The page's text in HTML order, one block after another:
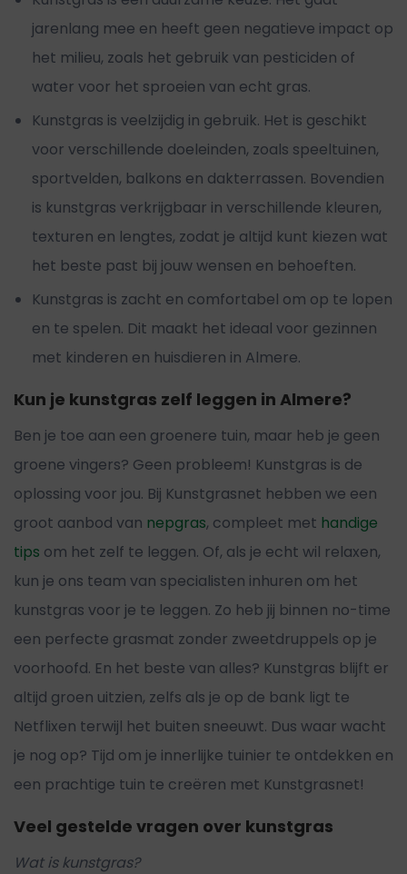
jarenlang mee en heeft geen negatieve impact op
het milieu, zoals het gebruik van pesticiden of
water voor het sproeien van echt gras.
Kunstgras is veelzijdig in gebruik. Het is geschikt
voor verschillende doeleinden, zoals speeltuinen,
sportvelden, balkons en dakterrassen. Bovendien
is kunstgras verkrijgbaar in verschillende kleuren,
texturen en lengtes, zodat je altijd kunt kiezen wat
het beste past bij jouw wensen en behoeften.
Kunstgras is zacht en comfortabel om op te lopen
en te spelen. Dit maakt het ideaal voor gezinnen
met kinderen en huisdieren in Almere.
Kun je kunstgras zelf leggen in Almere?
Ben je toe aan een groenere tuin, maar heb je geen
groene vingers? Geen probleem! Kunstgras is de
oplossing voor jou. Bij Kunstgrasnet hebben we een
groot aanbod van nepgras, compleet met handige
tips om het zelf te leggen. Of, als je echt wil relaxen,
kun je ons team van specialisten inhuren om het
kunstgras voor je te leggen. Zo heb jij binnen no-time
een perfecte grasmat zonder zweetdruppels op je
voorhoofd. En het beste van alles? Kunstgras blijft er
altijd groen uitzien, zelfs als je op de bank ligt te
Netflixen terwijl het buiten sneeuwt. Dus waar wacht
je nog op? Tijd om je innerlijke tuinier te ontdekken en
een prachtige tuin te creëren met Kunstgrasnet!
Veel gestelde vragen over kunstgras
Wat is kunstgras?